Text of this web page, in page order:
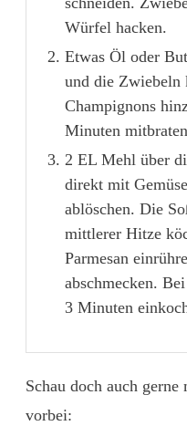
Würfel hacken.
Etwas Öl oder
und die Zwiebeln
Champignons
Minuten
2 EL Mehl über
direkt mit
ablöschen. Die
mittlerer Hitze
Parmesan
abschmecken.
3 Minuten
Schau doch auch gerne
vorbei: